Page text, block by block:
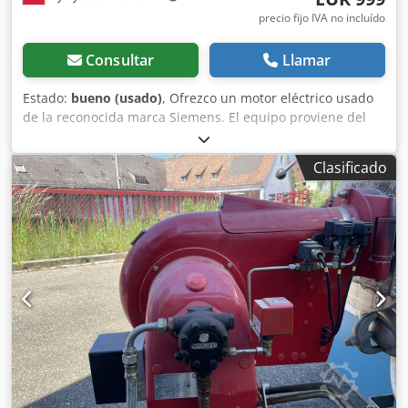
precio fijo IVA no incluído
Consultar Llamar
Estado: bueno (usado), Ofrezco un motor eléctrico usado
de la reconocida marca Siemens. El equipo proviene del
desmontaje de una instalación industrial en pleno
funcionamiento. El motor se caracteriza por su
construcción robusta, alta eficiencia y funcionamiento
fiable. Datos técnicos: • Fabricante: Siemens • Tipo:
1LE10011DA334AA4 • Potencia: 15 kW • Voltaje: 400/690 V •
Frecuencia: 50 Hz • Velocidad nominal: 2955 rpm • Factor
de potencia cos φ: 0,88 • Grado de protección: IP55 • Clase
de eficiencia: IE2 • Configuración: IMB3 (montaje con patas)
• Peso: aprox. 75 kg • Diámetro del eje: aprox. 42 mm
Estado: Artículo usado. Presenta signos normales de uso y
almacenamiento. Fisura visible en la cubierta del
ventilador. Estado técnico conforme a las fotografías.
Cedpfszagiqsx Apborf El motor es apto para maquinaria
industrial, bombas, ventiladores, compresores,
transportadores y muchos otros equipos que requieren un
Clasificado